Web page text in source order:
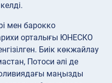
мен барокко
орталығы ЮНЕСКО
Биік көкжайлау
Потоси әлі де
маңызды